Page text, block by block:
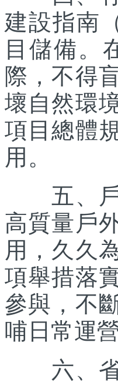
建設指南
目儲備。
際，不得
壞自然環
項目總體
用。
五、戶
高質量戶
用，久久
項舉措落
參與，不
哺日常運
六、省